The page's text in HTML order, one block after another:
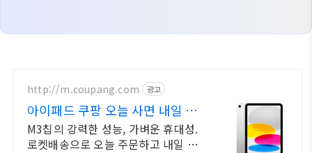
http://m.coupang.com 광고
아이패드 쿠팡 오늘 사면 내일 도
착
M3칩의 강력한 성능, 가벼운 휴대성.
로켓배송으로 오늘 주문하고 내일 받